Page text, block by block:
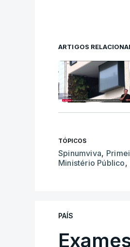
ARTIGOS
TÓPICOS
Spinumviva,
Ministério Público,
PAÍS